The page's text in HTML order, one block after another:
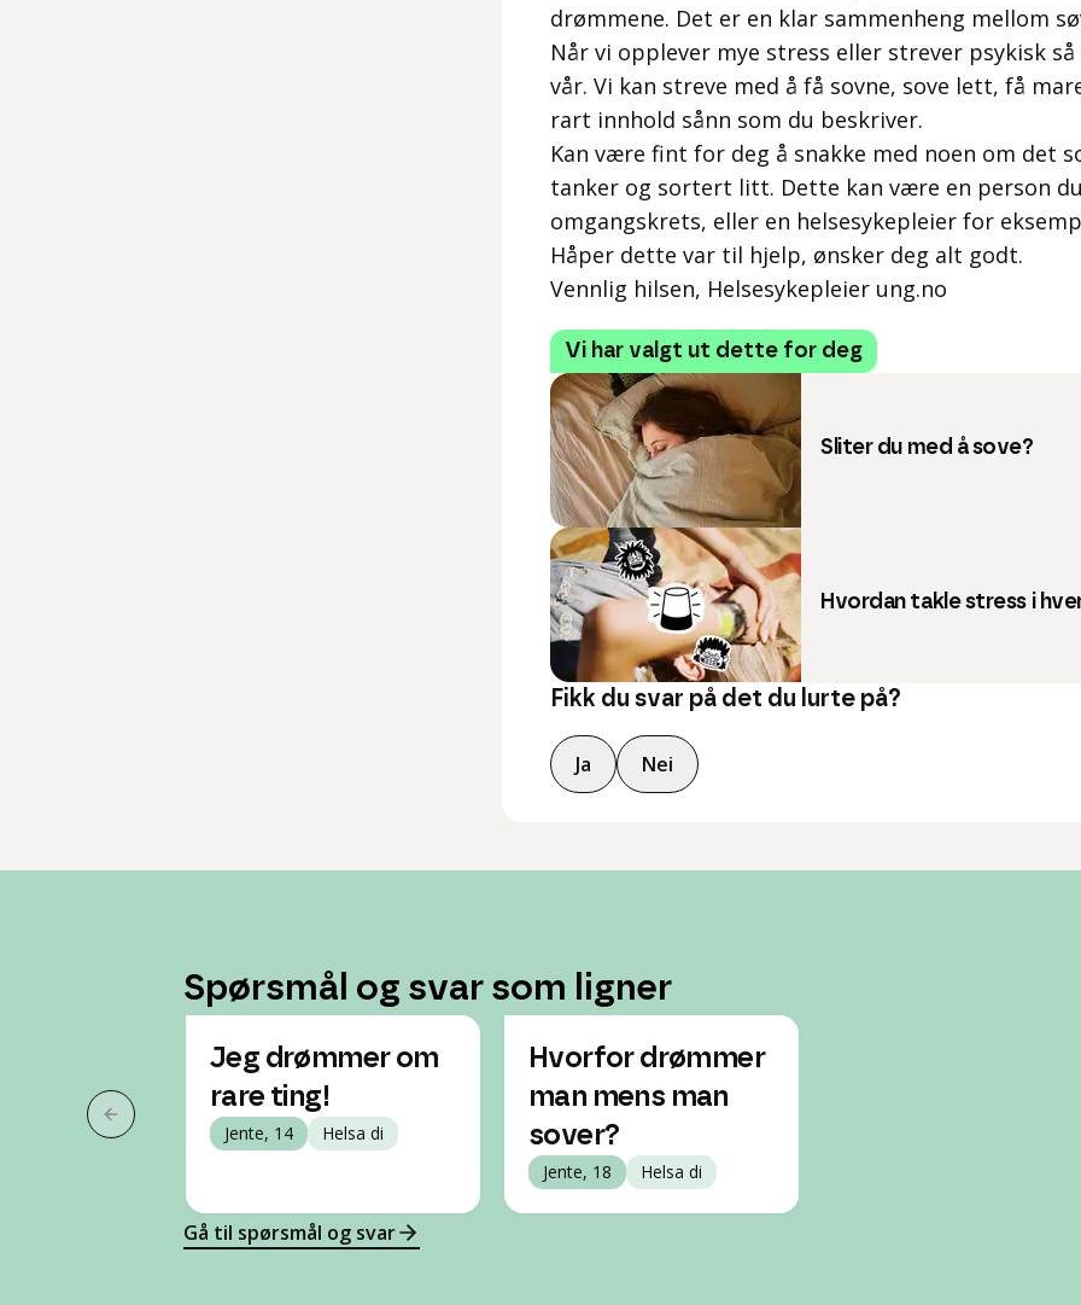
drømmene. Det er en klar sammenheng mellom
Når vi opplever mye stress eller strever psykisk
vår. Vi kan streve med å få sovne, sove lett, få
rart innhold sånn som du beskriver.
Kan være fint for deg å snakke med noen om det
tanker og sortert litt. Dette kan være en person
omgangskrets, eller en helsesykepleier for
Håper dette var til hjelp, ønsker deg alt godt.
Vennlig hilsen, Helsesykepleier ung.no
Vi har valgt ut dette for deg
Sliter du med å sove?
Hvordan takle stress i
Fikk du svar på det du lurte på?
Ja Nei
Spørsmål og svar som ligner
Forrige slide
Jeg drømmer om
rare ting!
Jente, 14 Helsa di
Hvorfor drømmer
man mens man
sover?
Jente, 18 Helsa di
Gå til spørsmål og svar